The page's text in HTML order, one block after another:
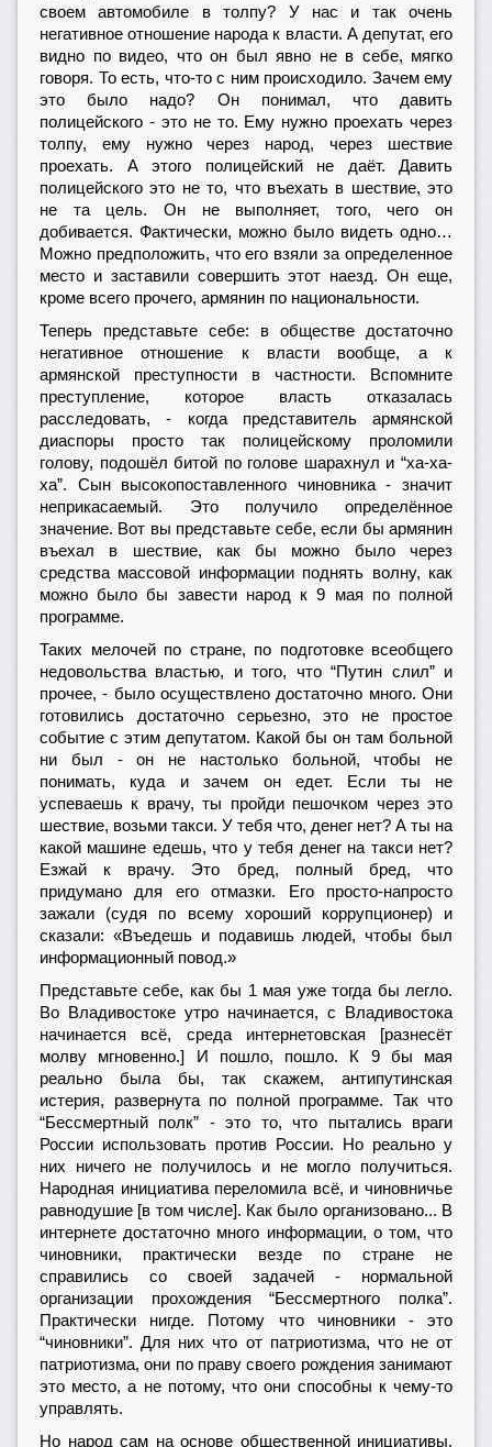
своем автомобиле в толпу? У нас и так очень
негативное отношение народа к власти. А депутат, его
видно по видео, что он был явно не в себе, мягко
говоря. То есть, что-то с ним происходило. Зачем ему
это было надо? Он понимал, что давить
полицейского - это не то. Ему нужно проехать через
толпу, ему нужно через народ, через шествие
проехать. А этого полицейский не даёт. Давить
полицейского это не то, что въехать в шествие, это
не та цель. Он не выполняет, того, чего он
добивается. Фактически, можно было видеть одно…
Можно предположить, что его взяли за определенное
место и заставили совершить этот наезд. Он еще,
кроме всего прочего, армянин по национальности.
Теперь представьте себе: в обществе достаточно
негативное отношение к власти вообще, а к
армянской преступности в частности. Вспомните
преступление, которое власть отказалась
расследовать, - когда представитель армянской
диаспоры просто так полицейскому проломили
голову, подошёл битой по голове шарахнул и “ха-ха-
ха”. Сын высокопоставленного чиновника - значит
неприкасаемый. Это получило определённое
значение. Вот вы представьте себе, если бы армянин
въехал в шествие, как бы можно было через
средства массовой информации поднять волну, как
можно было бы завести народ к 9 мая по полной
программе.
Таких мелочей по стране, по подготовке всеобщего
недовольства властью, и того, что “Путин слил” и
прочее, - было осуществлено достаточно много. Они
готовились достаточно серьезно, это не простое
событие с этим депутатом. Какой бы он там больной
ни был - он не настолько больной, чтобы не
понимать, куда и зачем он едет. Если ты не
успеваешь к врачу, ты пройди пешочком через это
шествие, возьми такси. У тебя что, денег нет? А ты на
какой машине едешь, что у тебя денег на такси нет?
Езжай к врачу. Это бред, полный бред, что
придумано для его отмазки. Его просто-напросто
зажали (судя по всему хороший коррупционер) и
сказали: «Въедешь и подавишь людей, чтобы был
информационный повод.»
Представьте себе, как бы 1 мая уже тогда бы легло.
Во Владивостоке утро начинается, с Владивостока
начинается всё, среда интернетовская [разнесёт
молву мгновенно.] И пошло, пошло. К 9 бы мая
реально была бы, так скажем, антипутинская
истерия, развернута по полной программе. Так что
“Бессмертный полк” - это то, что пытались враги
России использовать против России. Но реально у
них ничего не получилось и не могло получиться.
Народная инициатива переломила всё, и чиновничье
равнодушие [в том числе]. Как было организовано... В
интернете достаточно много информации, о том, что
чиновники, практически везде по стране не
справились со своей задачей - нормальной
организации прохождения “Бессмертного полка”.
Практически нигде. Потому что чиновники - это
“чиновники”. Для них что от патриотизма, что не от
патриотизма, они по праву своего рождения занимают
это место, а не потому, что они способны к чему-то
управлять.
Но народ сам на основе общественной инициативы,